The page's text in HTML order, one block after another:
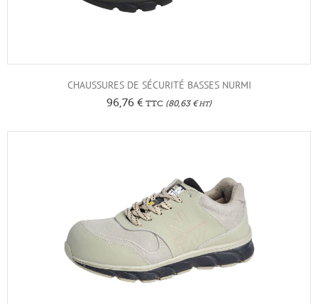
CHAUSSURES DE SÉCURITÉ BASSES NURMI
96,76 € TTC (80,63 €HT)